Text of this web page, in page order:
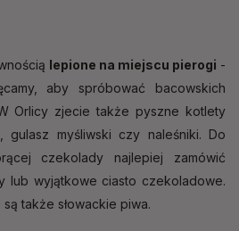
lepione na miejscu pierogi -
aby spróbować bacowskich
Orlicy zjecie także pyszne kotlety
gulasz myśliwski czy naleśniki. Do
czekolady najlepiej zamówić
lub wyjątkowe ciasto czekoladowe.
także słowackie piwa.